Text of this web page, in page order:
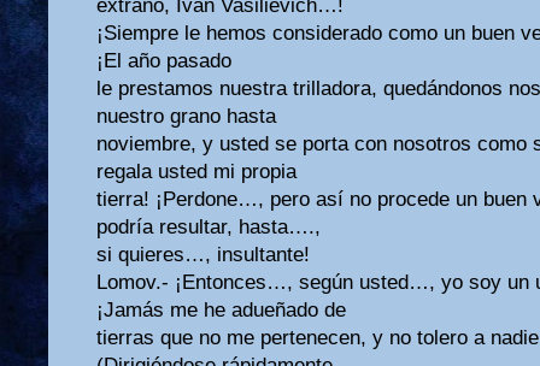
extraño, Ivan Vasilievich…!
¡Siempre le hemos considerado como un buen
¡El año pasado
le prestamos nuestra trilladora, quedándonos
nuestro grano hasta
noviembre, y usted se porta con nosotros como
regala usted mi propia
tierra! ¡Perdone…, pero así no procede un buen
podría resultar, hasta….,
si quieres…, insultante!
Lomov.- ¡Entonces…, según usted…, yo soy un
¡Jamás me he adueñado de
tierras que no me pertenecen, y no tolero a